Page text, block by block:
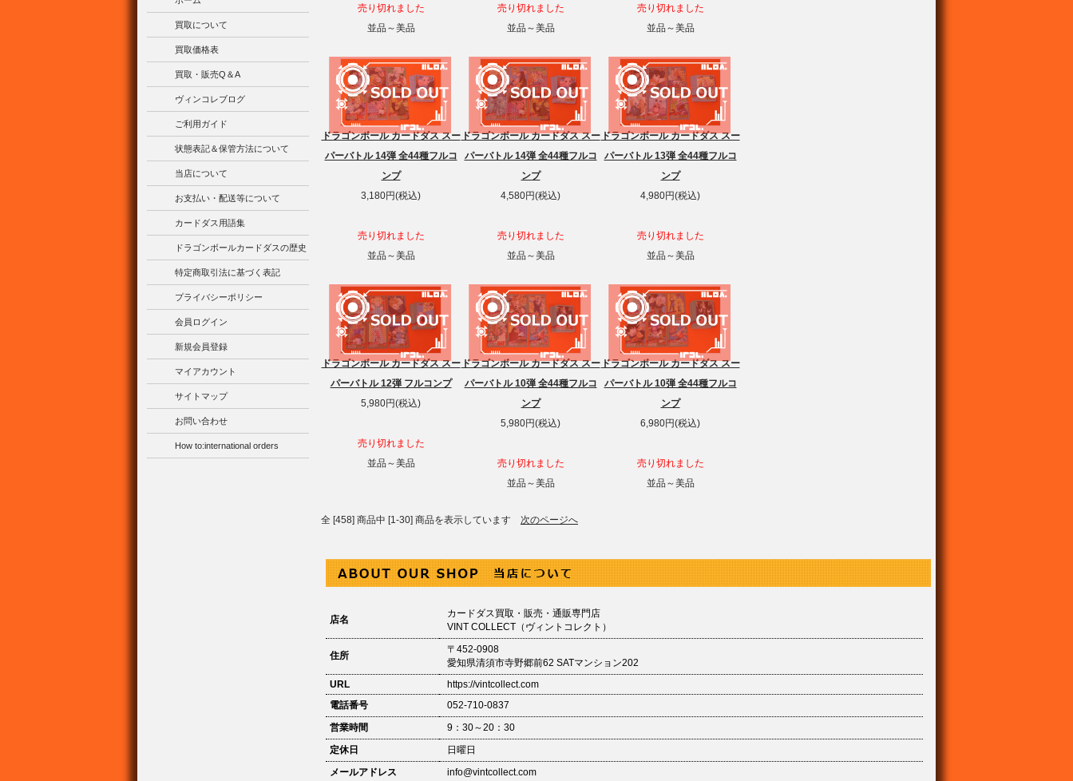
買取について
買取価格表
買取・販売Q＆A
ヴィンコレブログ
ご利用ガイド
状態表記＆保管方法について
当店について
お支払い・配送等について
カードダス用語集
ドラゴンボールカードダスの歴史
特定商取引法に基づく表記
プライバシーポリシー
会員ログイン
新規会員登録
マイアカウント
サイトマップ
お問い合わせ
How to:international orders
売り切れました
並品～美品
売り切れました
並品～美品
売り切れました
並品～美品
ドラゴンボール カードダス スー
パーバトル 14弾 全44種フルコ
ンプ
3,180円(税込)
売り切れました
並品～美品
ドラゴンボール カードダス スー
パーバトル 14弾 全44種フルコ
ンプ
4,580円(税込)
売り切れました
並品～美品
ドラゴンボール カードダス スー
パーバトル 13弾 全44種フルコ
ンプ
4,980円(税込)
売り切れました
並品～美品
ドラゴンボール カードダス スー
パーバトル 12弾 フルコンプ
5,980円(税込)
売り切れました
並品～美品
ドラゴンボール カードダス スー
パーバトル 10弾 全44種フルコ
ンプ
5,980円(税込)
売り切れました
並品～美品
ドラゴンボール カードダス スー
パーバトル 10弾 全44種フルコ
ンプ
6,980円(税込)
売り切れました
並品～美品
全 [458] 商品中 [1-30] 商品を表示しています 次のページへ
店名
カードダス買取・販売・通販専門店
VINT COLLECT（ヴィントコレクト）
住所
〒452-0908
愛知県清須市寺野郷前62 SATマンション202
URL
https://vintcollect.com
電話番号
052-710-0837
営業時間
9：30～20：30
定休日
日曜日
メールアドレス
info@vintcollect.com